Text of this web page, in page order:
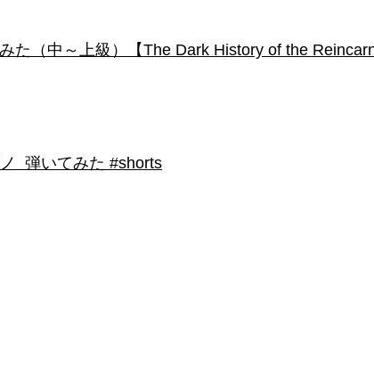
た（中～上級）【The Dark History of the
弾いてみた #shorts